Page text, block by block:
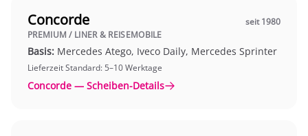
Concorde
seit 1980
PREMIUM / LINER & REISEMOBILE
Basis: Mercedes Atego, Iveco Daily, Mercedes Sprinter
Lieferzeit Standard: 5–10 Werktage
Concorde — Scheiben-Details